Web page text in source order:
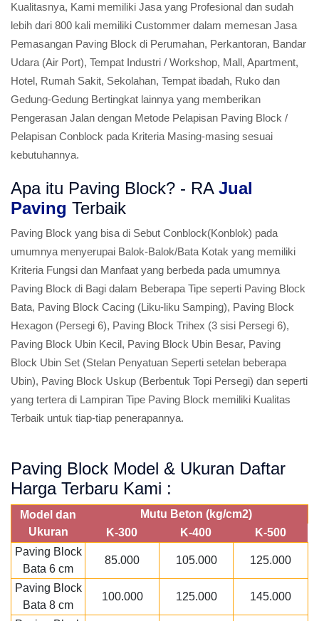
Kualitasnya, Kami memiliki Jasa yang Profesional dan sudah
lebih dari 800 kali memiliki Custommer dalam memesan Jasa
Pemasangan Paving Block di Perumahan, Perkantoran, Bandar
Udara (Air Port), Tempat Industri / Workshop, Mall, Apartment,
Hotel, Rumah Sakit, Sekolahan, Tempat ibadah, Ruko dan
Gedung-Gedung Bertingkat lainnya yang memberikan
Pengerasan Jalan dengan Metode Pelapisan Paving Block /
Pelapisan Conblock pada Kriteria Masing-masing sesuai
kebutuhannya.
Apa itu Paving Block? - RA Jual
Paving Terbaik
Paving Block yang bisa di Sebut Conblock(Konblok) pada
umumnya menyerupai Balok-Balok/Bata Kotak yang memiliki
Kriteria Fungsi dan Manfaat yang berbeda pada umumnya
Paving Block di Bagi dalam Beberapa Tipe seperti Paving Block
Bata, Paving Block Cacing (Liku-liku Samping), Paving Block
Hexagon (Persegi 6), Paving Block Trihex (3 sisi Persegi 6),
Paving Block Ubin Kecil, Paving Block Ubin Besar, Paving
Block Ubin Set (Stelan Penyatuan Seperti setelan beberapa
Ubin), Paving Block Uskup (Berbentuk Topi Persegi) dan seperti
yang tertera di Lampiran Tipe Paving Block memiliki Kualitas
Terbaik untuk tiap-tiap penerapannya.
Paving Block Model & Ukuran Daftar
Harga Terbaru Kami :
Model dan
Ukuran
Mutu Beton (kg/cm2)
K-300
K-400
K-500
Paving Block
Bata 6 cm
85.000 105.000 125.000
Paving Block
Bata 8 cm
100.000 125.000 145.000